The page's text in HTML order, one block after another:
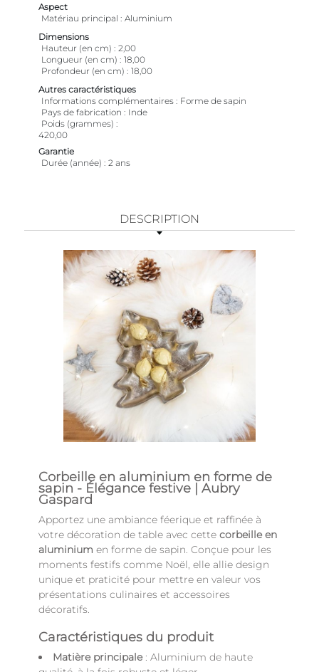
Aspect
Matériau principal
Aluminium
Dimensions
Hauteur (en cm)
2,00
Longueur (en cm)
18,00
Profondeur (en cm)
18,00
Autres caractéristiques
Informations complémentaires
Forme de sapin
Pays de fabrication
Inde
Poids (grammes)
420,00
Garantie
Durée (année)
2 ans
DESCRIPTION
Corbeille en aluminium en forme de
sapin - Élégance festive | Aubry
Gaspard
Apportez une ambiance féerique et raffinée à
votre décoration de table avec cette corbeille en
aluminium en forme de sapin. Conçue pour les
moments festifs comme Noël, elle allie design
unique et praticité pour mettre en valeur vos
présentations culinaires et accessoires
décoratifs.
Caractéristiques du produit
Matière principale: Aluminium de haute